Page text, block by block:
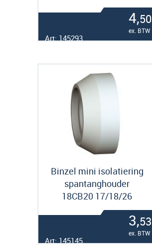
4,50
ex. BTW
Art: 145293
Binzel mini isolatiering
spantanghouder
18CB20 17/18/26
3,53
ex. BTW
Art: 145145